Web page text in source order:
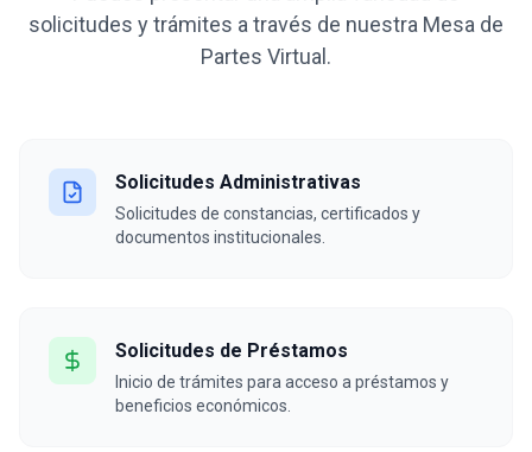
solicitudes y trámites a través de nuestra Mesa de
Partes Virtual.
Solicitudes Administrativas
Solicitudes de constancias, certificados y
documentos institucionales.
Solicitudes de Préstamos
Inicio de trámites para acceso a préstamos y
beneficios económicos.